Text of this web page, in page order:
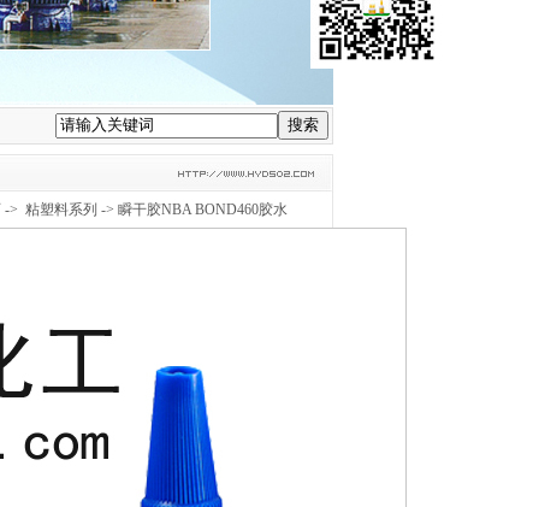
-> 粘塑料系列 -> 瞬干胶NBA BOND460胶水